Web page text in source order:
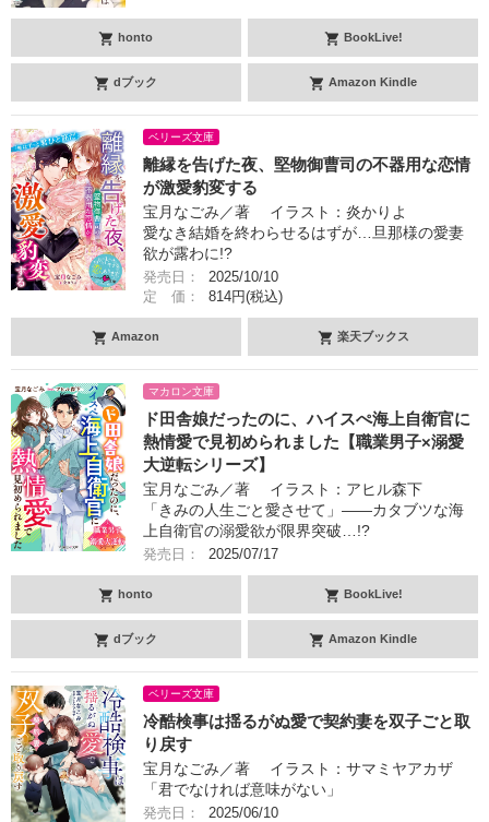
honto BookLive!
dブック Amazon Kindle
ベリーズ文庫
離縁を告げた夜、堅物御曹司の不器用な恋情
が激愛豹変する
宝月なごみ／著 イラスト：炎かりよ
愛なき結婚を終わらせるはずが…旦那様の愛妻
欲が露わに!?
発売日：
2025/10/10
定 価：
814円(税込)
Amazon 楽天ブックス
マカロン文庫
ド田舎娘だったのに、ハイスぺ海上自衛官に
熱情愛で見初められました【職業男子×溺愛
大逆転シリーズ】
宝月なごみ／著 イラスト：アヒル森下
「きみの人生ごと愛させて」――カタブツな海
上自衛官の溺愛欲が限界突破…!?
発売日： 2025/07/17
honto BookLive!
dブック Amazon Kindle
ベリーズ文庫
冷酷検事は揺るがぬ愛で契約妻を双子ごと取
り戻す
宝月なごみ／著 イラスト：サマミヤアカザ
「君でなければ意味がない」
発売日：
2025/06/10